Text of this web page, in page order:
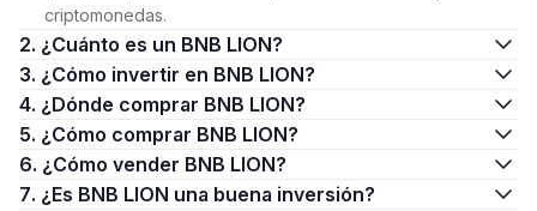
criptomonedas.
2. ¿Cuánto es un BNB LION?
3. ¿Cómo invertir en BNB LION?
4. ¿Dónde comprar BNB LION?
5. ¿Cómo comprar BNB LION?
6. ¿Cómo vender BNB LION?
7. ¿Es BNB LION una buena inversión?